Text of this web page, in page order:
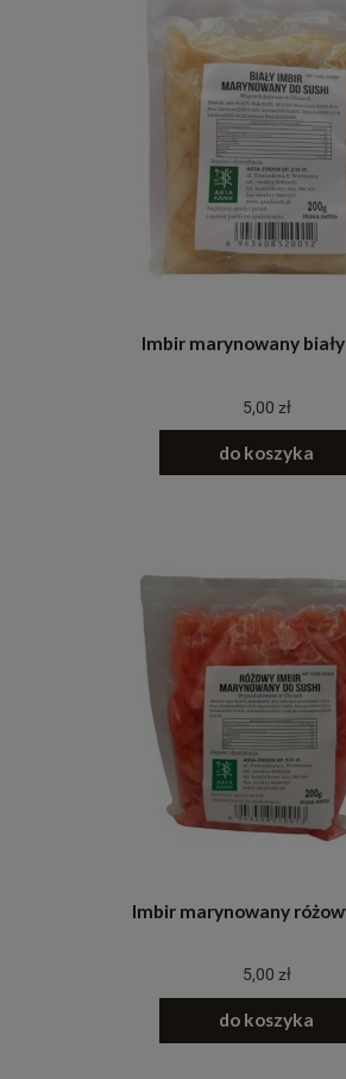
Imbir marynowany
5,00 zł
do koszyka
Imbir marynowany
5,00 zł
do koszyka